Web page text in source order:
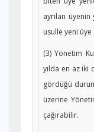
ayrılan
usulle yeni
(3) Yönetim
yılda en az iki
gördüğü
üzerine
çağırabilir.